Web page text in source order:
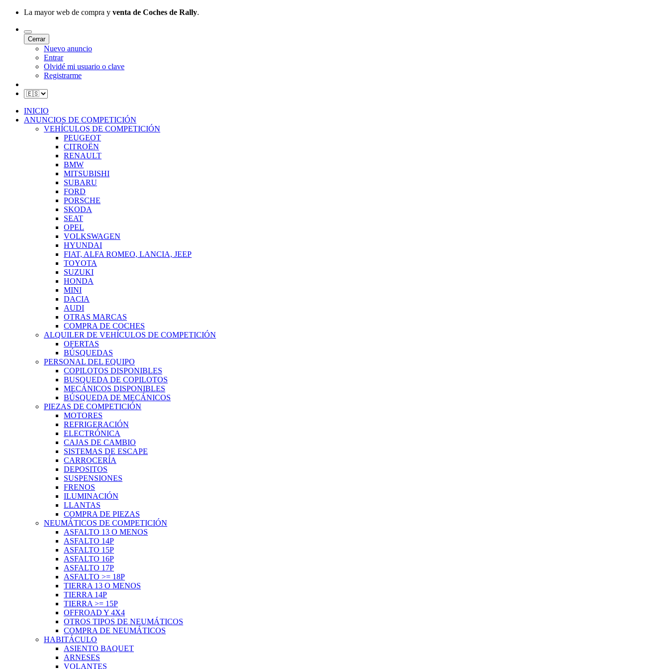
La mayor web de compra y venta de Coches de Rally.
Cerrar
Nuevo anuncio
Entrar
Olvidé mi usuario o clave
Registrarme
INICIO
ANUNCIOS DE COMPETICIÓN
VEHÍCULOS DE COMPETICIÓN
PEUGEOT
CITROËN
RENAULT
BMW
MITSUBISHI
SUBARU
FORD
PORSCHE
SKODA
SEAT
OPEL
VOLKSWAGEN
HYUNDAI
FIAT, ALFA ROMEO, LANCIA, JEEP
TOYOTA
SUZUKI
HONDA
MINI
DACIA
AUDI
OTRAS MARCAS
COMPRA DE COCHES
ALQUILER DE VEHÍCULOS DE COMPETICIÓN
OFERTAS
BÚSQUEDAS
PERSONAL DEL EQUIPO
COPILOTOS DISPONIBLES
BUSQUEDA DE COPILOTOS
MECÁNICOS DISPONIBLES
BÚSQUEDA DE MECÁNICOS
PIEZAS DE COMPETICIÓN
MOTORES
REFRIGERACIÓN
ELECTRÓNICA
CAJAS DE CAMBIO
SISTEMAS DE ESCAPE
CARROCERÍA
DEPOSITOS
SUSPENSIONES
FRENOS
ILUMINACIÓN
LLANTAS
COMPRA DE PIEZAS
NEUMÁTICOS DE COMPETICIÓN
ASFALTO 13 O MENOS
ASFALTO 14P
ASFALTO 15P
ASFALTO 16P
ASFALTO 17P
ASFALTO >= 18P
TIERRA 13 O MENOS
TIERRA 14P
TIERRA >= 15P
OFFROAD Y 4X4
OTROS TIPOS DE NEUMÁTICOS
COMPRA DE NEUMÁTICOS
HABITÁCULO
ASIENTO BAQUET
ARNESES
VOLANTES